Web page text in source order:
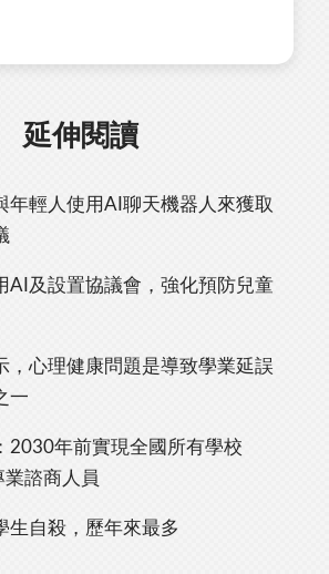
延伸閱讀
年輕人使用AI聊天機器人來獲取
AI及設置協議會，強化預防兒童
，心理健康問題是導致學業延誤
一
2030年前實現全國所有學校
諮商人員
生自殺，歷年來最多